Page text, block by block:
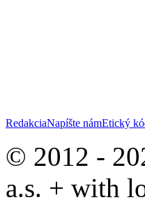
RedakciaNapíšte námEtický
© 2012 -
a.s. + with